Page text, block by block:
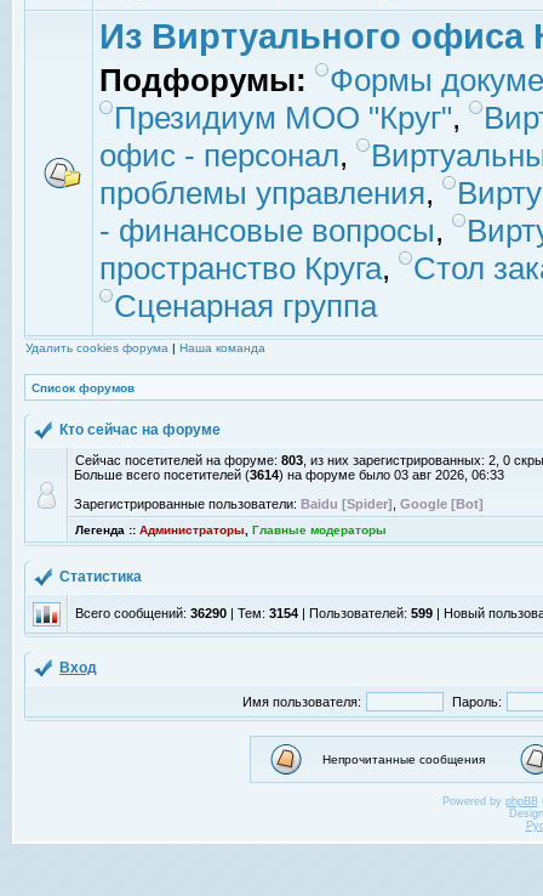
Из Виртуального офиса
Подфорумы:
Формы
Президиум МОО "Круг",
офис - персонал,
проблемы управления,
- финансовые вопросы,
пространство Круга,
Стол
Сценарная группа
Удалить cookies форума | Наша команда
Список форумов
Кто сейчас на форуме
Сейчас посетителей на форуме: 803 , из них зарегистрированных: 2, 0
Больше всего посетителей (3614) на форуме было 03 авг 2026, 06:33
Зарегистрированные пользователи: Baidu [Spider] Google [Bot]
Легенда :: Администраторы Главные модераторы
Статистика
Всего сообщений: 36290 | Тем: 3154 | Пользователей: 599 | Новый
Вход
Имя пользователя: Пароль:
Непрочитанные сообщения
Powered by phpBB